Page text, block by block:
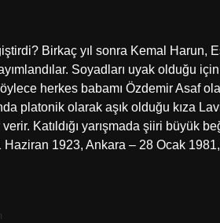
Birkaç yıl sonra Kemal Harun,
Soyadları uyak olduğu
herkes babamı Özdemir Asaf
platonik olarak aşık olduğu kıza
Katıldığı yarışmada şiiri büyük
Haziran 1923, Ankara – 28 Ocak